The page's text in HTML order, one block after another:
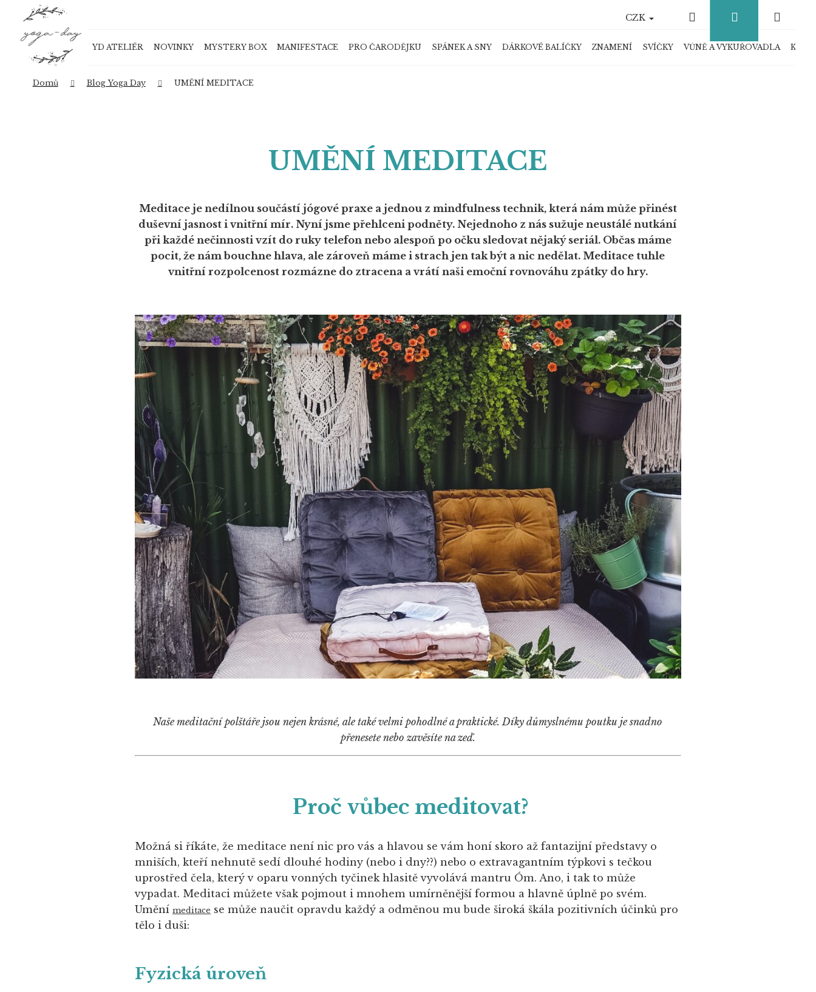
YD ATELIÉR
NOVINKY MYSTERY BOX MANIFESTACE PRO ČARODĚJKU SPÁNEK A SNY DÁRKOVÉ BALÍČKY ZNAMENÍ SVÍČKY VŮNĚ A VYKUŘOVADLA
CZK Hledat Přihlášení
košík
Domů Blog Yoga Day UMĚNÍ MEDITACE
UMĚNÍ MEDITACE
Meditace je nedílnou součástí jógové praxe a jednou z mindfulness technik, která nám může přinést
duševní jasnost i vnitřní mír. Nyní jsme přehlceni podněty. Nejednoho z nás sužuje neustálé nutkání
při každé nečinnosti vzít do ruky telefon nebo alespoň po očku sledovat nějaký seriál. Občas máme
pocit, že nám bouchne hlava, ale zároveň máme i strach jen tak být a nic nedělat. Meditace tuhle
vnitřní rozpolcenost rozmázne do ztracena a vrátí naši emoční rovnováhu zpátky do hry.
Naše meditační polštáře jsou nejen krásné, ale také velmi pohodlné a praktické. Díky důmyslnému poutku je snadno
přenesete nebo zavěsíte na zeď.
Proč vůbec meditovat?
Možná si říkáte, že meditace není nic pro vás a hlavou se vám honí skoro až fantazijní představy o
mniších, kteří nehnutě sedí dlouhé hodiny (nebo i dny??) nebo o extravagantním týpkovi s tečkou
uprostřed čela, který v oparu vonných tyčinek hlasitě vyvolává mantru Óm. Ano, i tak to může
vypadat. Meditaci můžete však pojmout i mnohem umírněnější formou a hlavně úplně po svém.
Umění meditace se může naučit opravdu každý a odměnou mu bude široká škála pozitivních účinků pro
tělo i duši:
Fyzická úroveň
Zpět
do
obchodu
Zpět
do
obchodu
Doporučujeme